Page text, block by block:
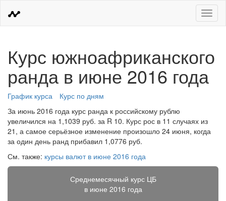
Меню
Курс южноафриканского
ранда в июне 2016 года
График курса
Курс по дням
За июнь 2016 года курс ранда к российскому рублю
увеличился на 1,1039 руб. за R 10. Курс рос в 11 случаях из
21, а самое серьёзное изменение произошло 24 июня, когда
за один день ранд прибавил 1,0776 руб.
См. также: курсы валют в июне 2016 года
Среднемесячный курс ЦБ
в июне 2016 года